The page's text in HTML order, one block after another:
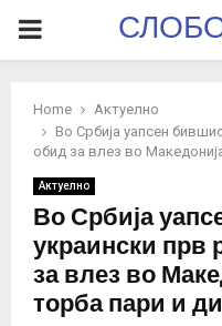
PRIMARY
Home
Актуелно
Во Србија уапсен
обид за влез во
Актуелно
Во Србија
украински прв
за влез во
торба пари и